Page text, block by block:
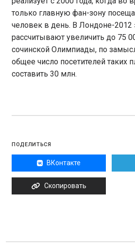
только главную фан-зону
человек в день. В Лондоне-2012
рассчитывают увеличить до 75
сочинской Олимпиады, по
общее число посетителей таких
составить 30 млн.
ПОДЕЛИТЬСЯ
ВКонтакте
Скопировать